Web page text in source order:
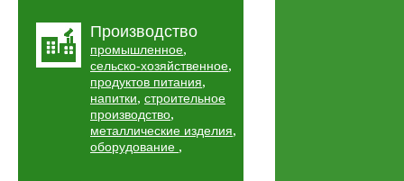
Производство
промышленное,
сельско-хозяйственное,
продуктов питания,
напитки, строительное
производство,
металлические изделия,
оборудование ,